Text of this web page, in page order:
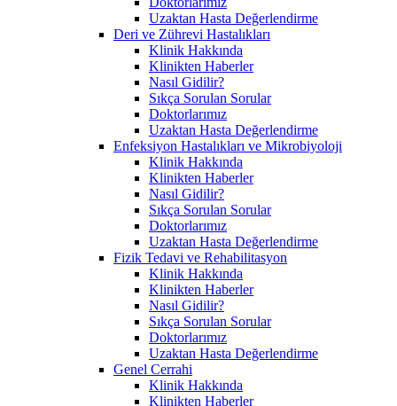
Uzaktan Hasta Değerlendirme
Deri ve Zührevi Hastalıkları
Klinik Hakkında
Klinikten Haberler
Nasıl Gidilir?
Sıkça Sorulan Sorular
Doktorlarımız
Uzaktan Hasta Değerlendirme
Enfeksiyon Hastalıkları ve Mikrobiyoloji
Klinik Hakkında
Klinikten Haberler
Nasıl Gidilir?
Sıkça Sorulan Sorular
Doktorlarımız
Uzaktan Hasta Değerlendirme
Fizik Tedavi ve Rehabilitasyon
Klinik Hakkında
Klinikten Haberler
Nasıl Gidilir?
Sıkça Sorulan Sorular
Doktorlarımız
Uzaktan Hasta Değerlendirme
Genel Cerrahi
Klinik Hakkında
Klinikten Haberler